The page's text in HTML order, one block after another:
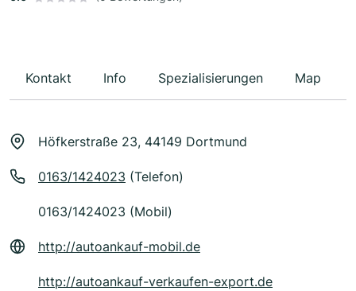
Kontakt Info Spezialisierungen Map
Höfkerstraße 23, 44149 Dortmund
0163/1424023 (Telefon)
0163/1424023 (Mobil)
http://autoankauf-mobil.de
http://autoankauf-verkaufen-export.de